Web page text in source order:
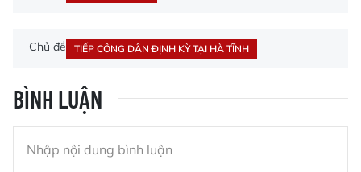
Chủ đề TIẾP CÔNG DÂN ĐỊNH KỲ TẠI HÀ TĨNH
BÌNH LUẬN